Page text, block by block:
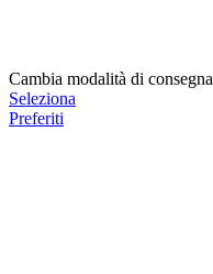
Cambia modalità di consegna
Seleziona
Preferiti